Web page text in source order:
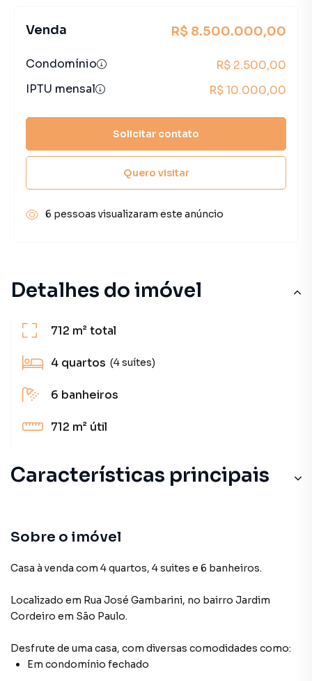
Detalhes do imóvel
712 m²total
4 quartos (4 suítes)
6 banheiros
712 m² útil
Características principais
Sobre o imóvel
Casa à venda com 4 quartos, 4 suites e 6 banheiros.
Localizado em Rua José Gambarini, no bairro Jardim
Cordeiro em São Paulo.
Desfrute de uma casa, com diversas comodidades como:
Em condomínio fechado
Venda R$ 8.500.000,00
Condomínio
R$ 2.500,00
IPTU mensal
R$ 10.000,00
Solicitar contato
Quero visitar
6 pessoas visualizaram este anúncio